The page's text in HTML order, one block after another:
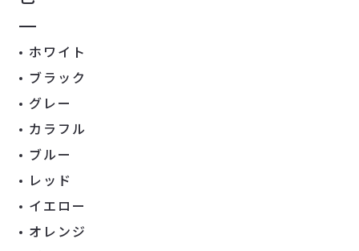
ホワイト
ブラック
グレー
カラフル
ブルー
レッド
イエロー
オレンジ